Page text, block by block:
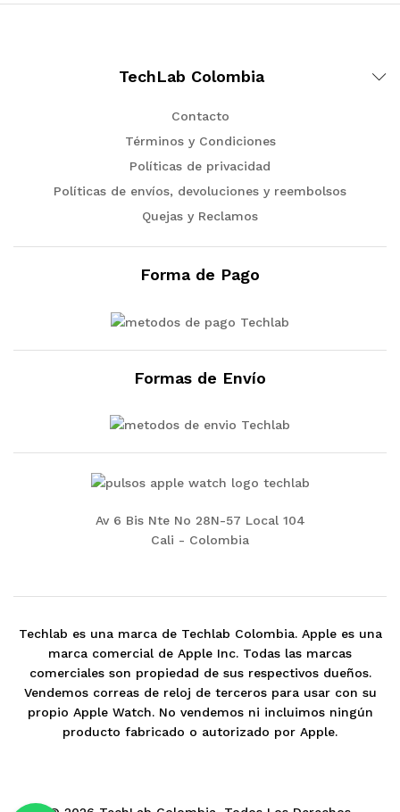
TechLab Colombia
Contacto
Términos y Condiciones
Políticas de privacidad
Políticas de envíos, devoluciones y reembolsos
Quejas y Reclamos
Forma de Pago
Formas de Envío
Av 6 Bis Nte No 28N-57 Local 104
Cali - Colombia
Techlab es una marca de Techlab Colombia. Apple es una
marca comercial de Apple Inc. Todas las marcas
comerciales son propiedad de sus respectivos dueños.
Vendemos correas de reloj de terceros para usar con su
propio Apple Watch. No vendemos ni incluimos ningún
producto fabricado o autorizado por Apple.